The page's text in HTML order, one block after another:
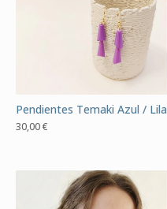
Pendientes Temaki Azul / Lila
30,00€